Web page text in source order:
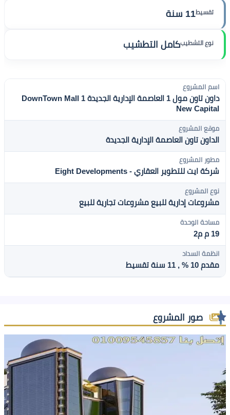
تقسيط11 سنة
نوع التشطيبكامل التطشيب
اسم المشروع
داون تاون مول 1 العاصمة الإدارية الجديدة DownTown Mall 1
New Capital
موقع المشروع
الداون تاون العاصمة الإدارية الجديدة
مطور المشروع
شركة ايت للتطوير العقاري - Eight Developments
نوع المشروع
مشروعات إدارية للبيع مشروعات تجارية للبيع
مساحة الوحدة
19 م م2
انظمة السداد
مقدم 10 % , 11 سنة تقسيط
صور المشروع